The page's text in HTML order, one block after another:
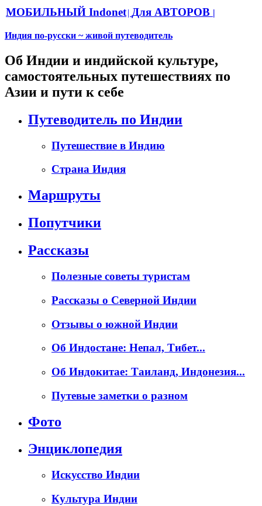
МОБИЛЬНЫЙ Indonet| Для АВТОРОВ |
Индия по-русски ~ живой путеводитель
Об Индии и индийской культуре,
самостоятельных путешествиях по
Азии и пути к себе
Путеводитель по Индии
Путешествие в Индию
Страна Индия
Маршруты
Попутчики
Рассказы
Полезные советы туристам
Рассказы о Северной Индии
Отзывы о южной Индии
Об Индостане: Непал, Тибет...
Об Индокитае: Таиланд, Индонезия...
Путевые заметки о разном
Фото
Энциклопедия
Искусство Индии
Культура Индии